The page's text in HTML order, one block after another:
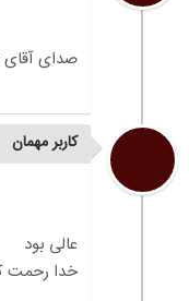
کاربر مهمان